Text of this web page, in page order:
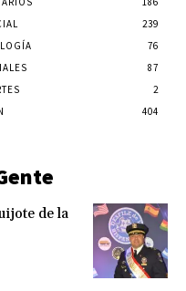
239
76
87
2
404
de la